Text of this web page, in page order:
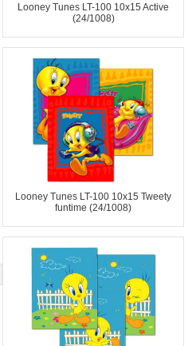
Looney Tunes LT-100 10x15 Active
(24/1008)
Looney Tunes LT-100 10x15 Tweety
funtime (24/1008)